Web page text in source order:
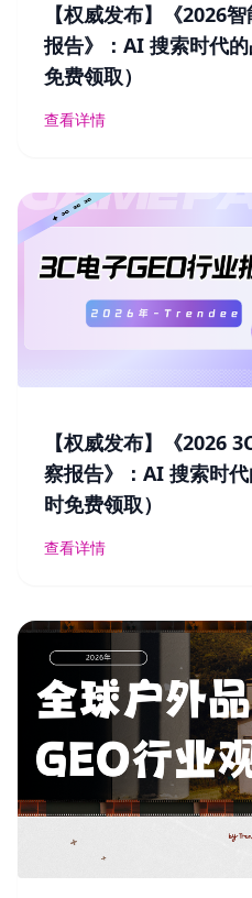
【权威发布】《2026
报告》：AI 搜索时代
免费领取）
查看详情
【权威发布】《2026
察报告》：AI 搜索时
时免费领取）
查看详情